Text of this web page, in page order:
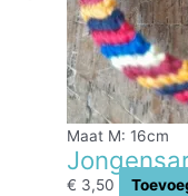
Maat M: 16cm
€ 3,50